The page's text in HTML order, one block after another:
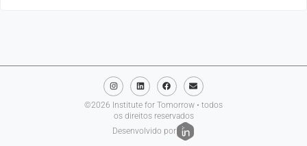
©2026 Institute for Tomorrow • todos
os direitos reservados
Desenvolvido por